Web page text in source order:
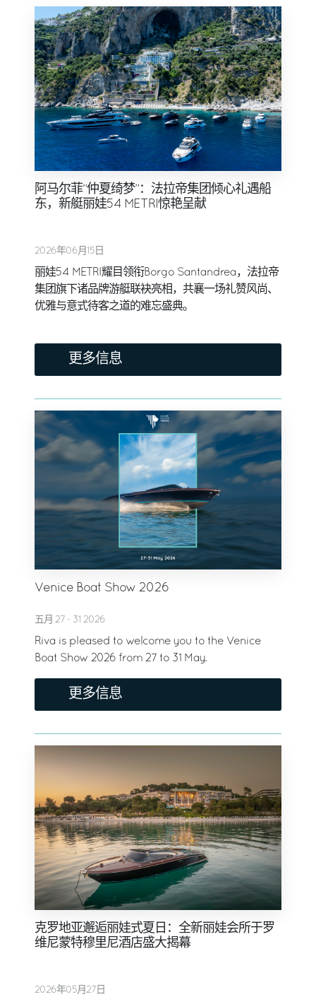
阿马尔菲“仲夏绮梦”：法拉帝集团倾心礼遇船
东，新艇丽娃54 METRI惊艳呈献
2026年06月15日
丽娃54 METRI耀目领衔Borgo Santandrea，法拉帝
集团旗下诸品牌游艇联袂亮相，共襄一场礼赞风尚、
优雅与意式待客之道的难忘盛典。
更多信息
Venice Boat Show 2026
五月 27 - 31 2026
Riva is pleased to welcome you to the Venice
Boat Show 2026 from 27 to 31 May.
更多信息
克罗地亚邂逅丽娃式夏日：全新丽娃会所于罗
维尼蒙特穆里尼酒店盛大揭幕
2026年05月27日